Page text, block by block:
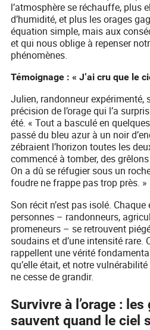
l’atmosphère se réchauffe, plus
d’humidité, et plus les orages
équation simple, mais aux
et qui nous oblige à repenser
phénomènes.
Témoignage : « J’ai cru que le
Julien, randonneur expérimenté,
précision de l’orage qui l’a
été. « Tout a basculé en
passé du bleu azur à un noir
zébraient l’horizon toutes les
commencé à tomber, des
On a dû se réfugier sous un
foudre ne frappe pas trop près. »
Son récit n’est pas isolé.
personnes – randonneurs,
promeneurs – se retrouvent
soudains et d’une intensité rare.
rappellent une vérité
qu’elle était, et notre
ne cesse de grandir.
Survivre à l’orage :
sauvent quand le ciel